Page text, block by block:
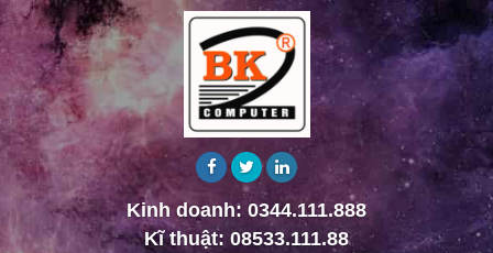
Kinh doanh: 0344.111.888
Kĩ thuật: 08533.111.88